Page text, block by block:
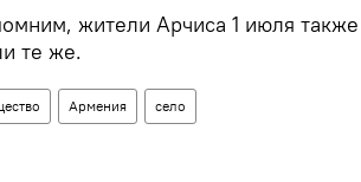
жители Арчиса 1 июля
те же.
Армения село